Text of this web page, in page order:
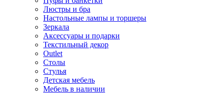
Люстры и бра
Настольные лампы и торшеры
Зеркала
Аксессуары и подарки
Текстильный декор
Outlet
Столы
Стулья
Детская мебель
Мебель в наличии